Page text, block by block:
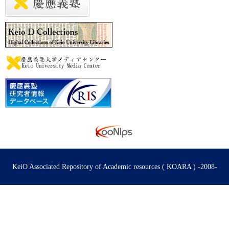
KeiO Associated Repository of Academic resources ( KOARA ) -2008-